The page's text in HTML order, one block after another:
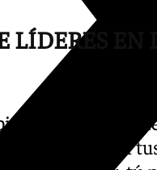
LÍDERES EN
plantea
sociedad, con tus